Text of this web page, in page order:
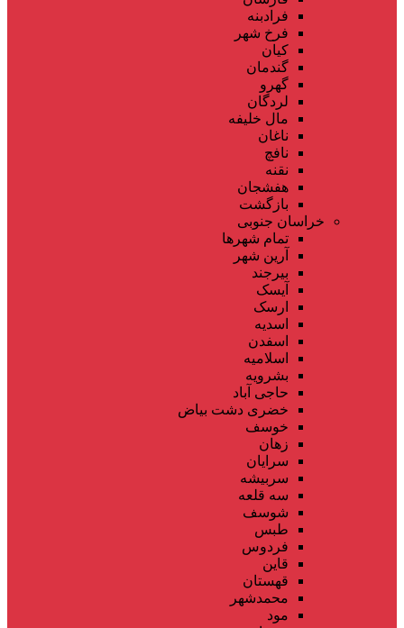
فرادبنه
فرخ شهر
کیان
گندمان
گهرو
لردگان
مال خلیفه
ناغان
نافچ
نقنه
هفشجان
بازگشت
خراسان جنوبی
تمام شهر‌ها
آرین شهر
بیرجند
آیسک
ارسک
اسدیه
اسفدن
اسلامیه
بشرویه
حاجی آباد
خضری دشت بیاض
خوسف
زهان
سرایان
سربیشه
سه قلعه
شوسف
طبس
فردوس
قاین
قهستان
محمدشهر
مود